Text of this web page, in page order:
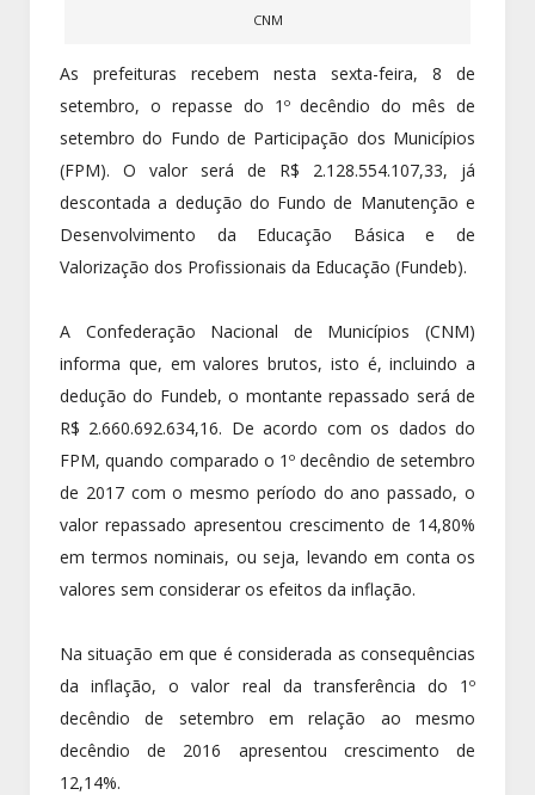
CNM
As prefeituras recebem nesta sexta-feira, 8 de
setembro, o repasse do 1º decêndio do mês de
setembro do Fundo de Participação dos Municípios
(FPM). O valor será de R$ 2.128.554.107,33, já
descontada a dedução do Fundo de Manutenção e
Desenvolvimento da Educação Básica e de
Valorização dos Profissionais da Educação (Fundeb).
A Confederação Nacional de Municípios (CNM)
informa que, em valores brutos, isto é, incluindo a
dedução do Fundeb, o montante repassado será de
R$ 2.660.692.634,16. De acordo com os dados do
FPM, quando comparado o 1º decêndio de setembro
de 2017 com o mesmo período do ano passado, o
valor repassado apresentou crescimento de 14,80%
em termos nominais, ou seja, levando em conta os
valores sem considerar os efeitos da inflação.
Na situação em que é considerada as consequências
da inflação, o valor real da transferência do 1º
decêndio de setembro em relação ao mesmo
decêndio de 2016 apresentou crescimento de
12,14%.